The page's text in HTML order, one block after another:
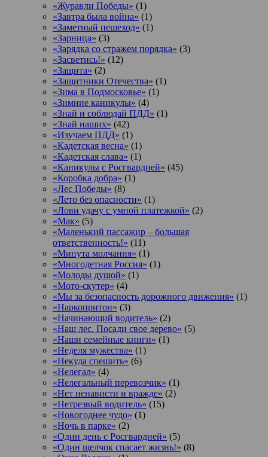
«Журавли Победы» (1)
«Завтра была война» (1)
«Заметный пешеход» (1)
«Зарница» (3)
«Зарядка со стражем порядка» (3)
«Засветись!» (12)
«Защита» (2)
«Защитники Отечества» (1)
«Зима в Подмосковье» (1)
«Зимние каникулы» (4)
«Знай и соблюдай ПДД» (1)
«Знай наших» (42)
«Изучаем ПДД» (1)
«Кадетская весна» (1)
«Кадетская слава» (1)
«Каникулы с Росгвардией» (45)
«Коробка добра» (1)
«Лес Победы» (8)
«Лето без опасности» (1)
«Лови удачу с умной платежкой» (2)
«Мак» (5)
«Маленький пассажир – большая
ответственность!» (11)
«Минута молчания» (1)
«Многодетная Россия» (1)
«Молоды душой» (1)
«Мото-скутер» (4)
«Мы за безопасность дорожного движения» (1)
«Наркопритон» (3)
«Начинающий водитель» (2)
«Наш лес. Посади свое дерево» (5)
«Наши семейные книги» (1)
«Неделя мужества» (1)
«Некуда спешить» (6)
«Нелегал» (4)
«Нелегальный перевозчик» (1)
«Нет ненависти и вражде» (2)
«Нетрезвый водитель» (15)
«Новогоднее чудо» (1)
«Ночь в парке» (2)
«Один день с Росгвардией» (5)
«Один щелчок спасает жизнь!» (8)